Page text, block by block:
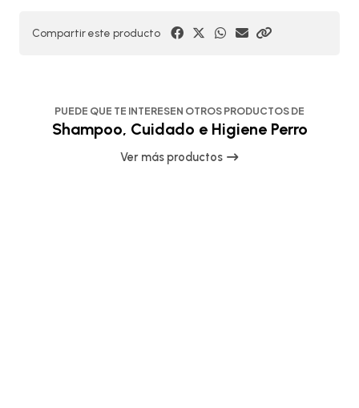
Compartir este producto
PUEDE QUE TE INTERESEN OTROS PRODUCTOS DE
Shampoo, Cuidado e Higiene Perro
Ver más productos